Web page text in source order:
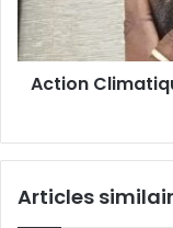
Pour
le
Climat
Action
Articles